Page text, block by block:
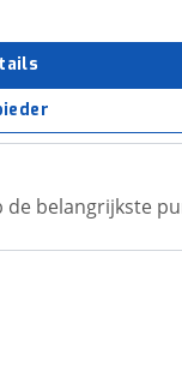
belangrijkste